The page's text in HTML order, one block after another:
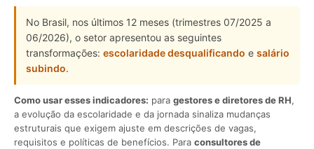
No Brasil, nos últimos 12 meses (trimestres 07/2025 a
06/2026), o setor apresentou as seguintes
transformações: escolaridade desqualificando e salário
subindo.
Como usar esses indicadores: para gestores e diretores de RH,
a evolução da escolaridade e da jornada sinaliza mudanças
estruturais que exigem ajuste em descrições de vagas,
requisitos e políticas de benefícios. Para consultores de